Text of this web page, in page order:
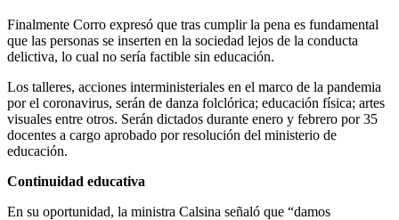
Finalmente Corro expresó que tras cumplir la pena es fundamental
que las personas se inserten en la sociedad lejos de la conducta
delictiva, lo cual no sería factible sin educación.
Los talleres, acciones interministeriales en el marco de la pandemia
por el coronavirus, serán de danza folclórica; educación física; artes
visuales entre otros. Serán dictados durante enero y febrero por 35
docentes a cargo aprobado por resolución del ministerio de
educación.
Continuidad educativa
En su oportunidad, la ministra Calsina señaló que “damos